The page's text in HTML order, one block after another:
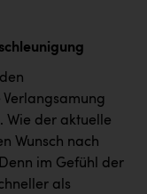
Wie der aktuelle
Wunsch nach
im Gefühl der
als